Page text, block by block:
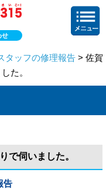
せ
タッフの修理報告 > 佐賀
た。
で伺いました。
告